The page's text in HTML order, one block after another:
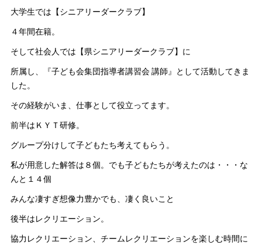
大学生では【シニアリーダークラブ】
４年間在籍。
そして社会人では【県シニアリーダークラブ】に
所属し、『子ども会集団指導者講習会 講師』として活動してきま
した。
その経験がいま、仕事として役立ってます。
前半はＫＹＴ研修。
グループ分けして子どもたち考えてもらう。
私が用意した解答は８個。でも子どもたちが考えたのは・・・な
んと１４個
みんな凄すぎ想像力豊かでも、凄く良いこと
後半はレクリエーション。
協力レクリエーション、チームレクリエーションを楽しむ時間に